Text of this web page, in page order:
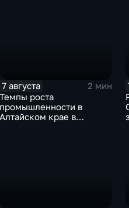
7 августа
2 мин
Темпы роста
промышленности в
Алтайском крае в